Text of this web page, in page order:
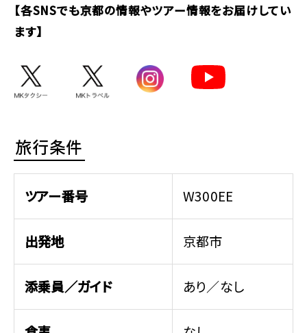
【各SNSでも京都の情報やツアー情報をお届けしてい
ます】
旅行条件
ツアー番号 W300EE
出発地 京都市
添乗員／ガイド あり／なし